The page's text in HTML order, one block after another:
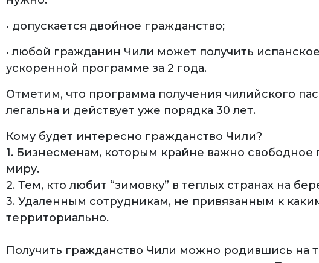
• допускается двойное гражданство;
• любой гражданин Чили может получить
ускоренной программе за 2 года.
Отметим, что программа получения чилийского
легальна и действует уже порядка 30 лет.
Кому будет интересно гражданство Чили?
1. Бизнесменам, которым крайне важно
миру.
2. Тем, кто любит “зимовку” в теплых странах на
3. Удаленным сотрудникам, не привязанным к
территориально.
Получить гражданство Чили можно родившись на